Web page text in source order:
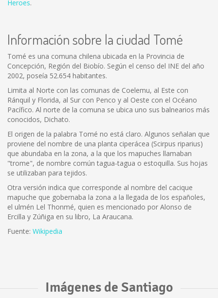
Heroes.
Información sobre la ciudad Tomé
Tomé es una comuna chilena ubicada en la Provincia de
Concepción, Región del Biobío. Según el censo del INE del año
2002, poseía 52.654 habitantes.
Limita al Norte con las comunas de Coelemu, al Este con
Ránquil y Florida, al Sur con Penco y al Oeste con el Océano
Pacífico. Al norte de la comuna se ubica uno sus balnearios más
conocidos, Dichato.
El origen de la palabra Tomé no está claro. Algunos señalan que
proviene del nombre de una planta ciperácea (Scirpus riparius)
que abundaba en la zona, a la que los mapuches llamaban
"trome", de nombre común tagua-tagua o estoquilla. Sus hojas
se utilizaban para tejidos.
Otra versión indica que corresponde al nombre del cacique
mapuche que gobernaba la zona a la llegada de los españoles,
el ulmén Lel Thonmé, quien es mencionado por Alonso de
Ercilla y Zúñiga en su libro, La Araucana.
Fuente: Wikipedia
Imágenes de Santiago